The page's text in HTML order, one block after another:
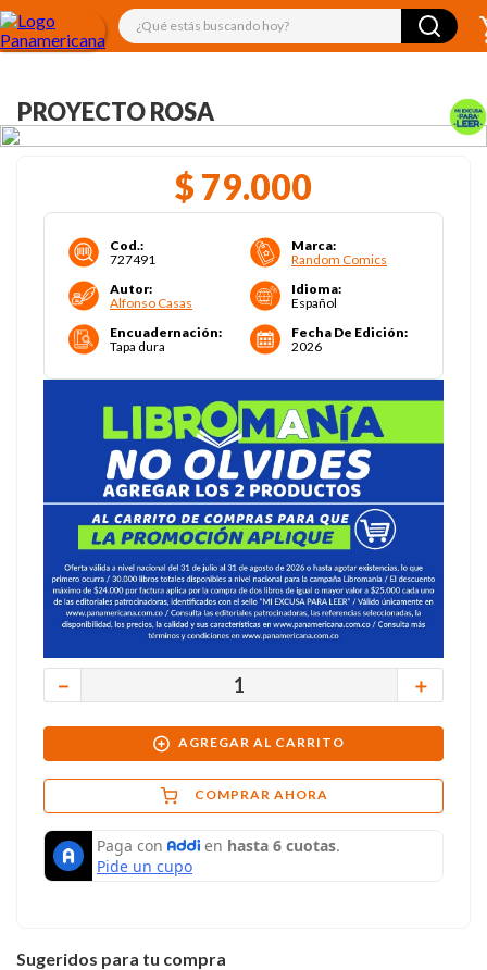
¿Qué estás buscando hoy?
PROYECTO ROSA
$ 79.000
Cod.:
727491
Marca:
Random Comics
Autor:
Alfonso Casas
Idioma:
Español
Encuadernación:
Tapa dura
Fecha De Edición:
2026
＋
－
AGREGAR AL CARRITO
COMPRAR AHORA
Sugeridos para tu compra